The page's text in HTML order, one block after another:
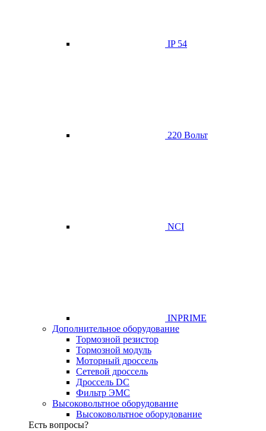
IP 54
220 Вольт
NCI
INPRIME
Дополнительное оборудование
Тормозной резистор
Тормозной модуль
Моторный дроссель
Сетевой дроссель
Дроссель DC
Фильтр ЭМС
Высоковольтное оборудование
Высоковольтное оборудование
Есть вопросы?